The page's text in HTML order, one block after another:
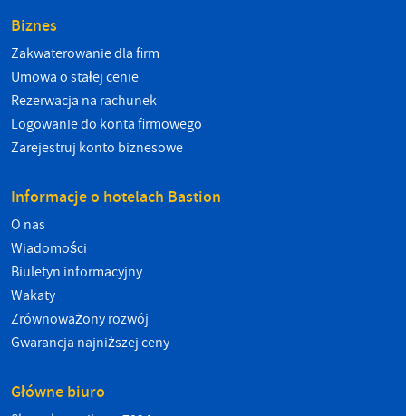
Biznes
Zakwaterowanie dla firm
Umowa o stałej cenie
Rezerwacja na rachunek
Logowanie do konta firmowego
Zarejestruj konto biznesowe
Informacje o hotelach Bastion
O nas
Wiadomości
Biuletyn informacyjny
Wakaty
Zrównoważony rozwój
Gwarancja najniższej ceny
Główne biuro